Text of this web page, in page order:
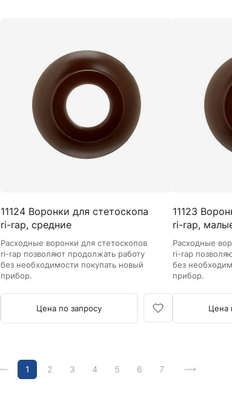
11124 Воронки для стетоскопа
ri-rap, средние
Расходные воронки для стетоскопов
ri-rap позволяют продолжать работу
без необходимости покупать новый
прибор.
Цена по запросу
11123
ri-rap,
Расходные
ri-rap
без
прибор.
Цена
1 2 3 4 5 6 7